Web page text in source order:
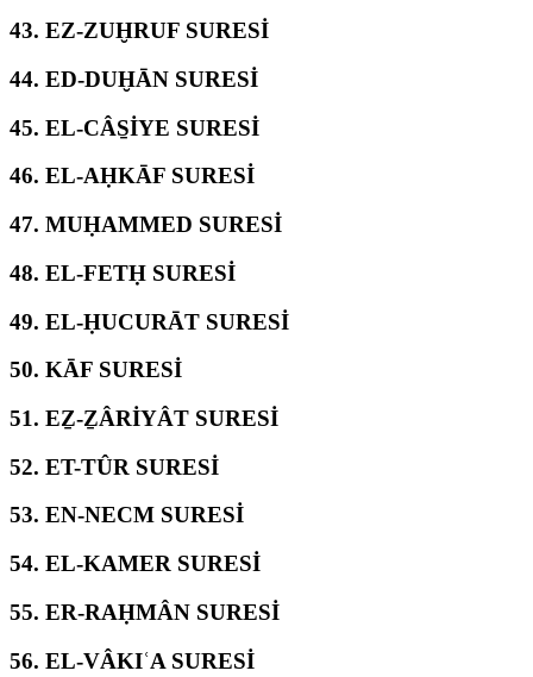
43. EZ-ZUḪRUF SURESİ
44. ED-DUḪĀN SURESİ
45. EL-CÂS̱İYE SURESİ
46. EL-AḤKĀF SURESİ
47. MUḤAMMED SURESİ
48. EL-FETḤ SURESİ
49. EL-ḤUCURĀT SURESİ
50. KĀF SURESİ
51. EẔ-ẔÂRİYÂT SURESİ
52. ET-TÛR SURESİ
53. EN-NECM SURESİ
54. EL-KAMER SURESİ
55. ER-RAḤMÂN SURESİ
56. EL-VÂKIʿA SURESİ